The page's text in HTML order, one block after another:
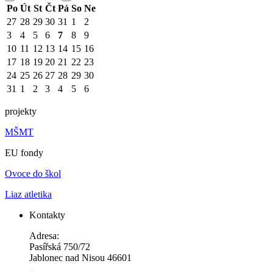
Po Út St Čt Pá So Ne
27 28 29 30 31 1
2
3
4 5 6 7 8
9
10 11 12 13 14 15 16
17 18 19 20 21 22 23
24 25 26 27 28 29 30
31 1 2 3 4 5 6
projekty
MŠMT
EU fondy
Ovoce do škol
Liaz atletika
Kontakty
Adresa:
Pasířská 750/72
Jablonec nad Nisou 46601